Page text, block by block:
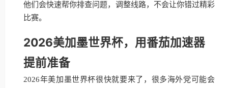
他们会快速帮你排查问题，调整线路，不会让你错过精彩
比赛。
2026美加墨世界杯，用番茄加速器
提前准备
2026年美加墨世界杯很快就要来了，很多海外党可能会